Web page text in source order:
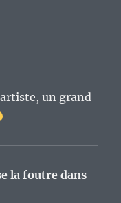
un grand
la foutre dans